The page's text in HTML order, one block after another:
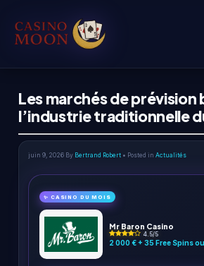
Les marchés de
l’industrie traditionnelle
juin 9, 2026 By Bertrand Robert • Posted in Actualités
✨ CASINO DU MOIS
Mr Baron Casino
4.5/5
2 000 € + 35 Free Spins